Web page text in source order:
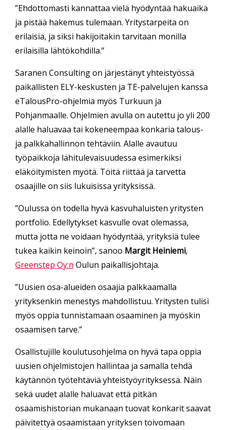
”Ehdottomasti kannattaa vielä hyödyntää hakuaika
ja pistää hakemus tulemaan. Yritystarpeita on
erilaisia, ja siksi hakijoitakin tarvitaan monilla
erilaisilla lähtökohdilla.”
Saranen Consulting on järjestänyt yhteistyössä
paikallisten ELY-keskusten ja TE-palvelujen kanssa
eTalousPro-ohjelmia myös Turkuun ja
Pohjanmaalle. Ohjelmien avulla on autettu jo yli 200
alalle haluavaa tai kokeneempaa konkaria talous-
ja palkkahallinnon tehtäviin. Alalle avautuu
työpaikkoja lähitulevaisuudessa esimerkiksi
eläköitymisten myötä. Töitä riittää ja tarvetta
osaajille on siis lukuisissa yrityksissä.
”Oulussa on todella hyvä kasvuhaluisten yritysten
portfolio. Edellytykset kasvulle ovat olemassa,
mutta jotta ne voidaan hyödyntää, yrityksiä tulee
tukea kaikin keinoin”, sanoo Margit Heiniemi,
Greenstep Oy:n Oulun paikallisjohtaja.
”Uusien osa-alueiden osaajia palkkaamalla
yrityksenkin menestys mahdollistuu. Yritysten tulisi
myös oppia tunnistamaan osaaminen ja myöskin
osaamisen tarve.”
Osallistujille koulutusohjelma on hyvä tapa oppia
uusien ohjelmistojen hallintaa ja samalla tehdä
käytännön työtehtäviä yhteistyöyrityksessä. Näin
sekä uudet alalle haluavat että pitkän
osaamishistorian mukanaan tuovat konkarit saavat
päivitettyä osaamistaan yrityksen toivomaan